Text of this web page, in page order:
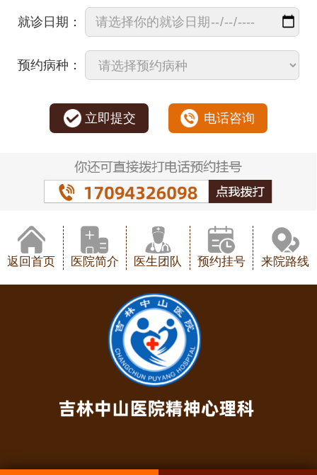
就诊日期：
预约病种：
立即提交 电话咨询
返回首页 医院简介 医生团队 预约挂号 来院路线